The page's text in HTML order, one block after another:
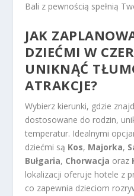
Bali z pewnością spełnią
JAK
DZIEĆMI W
UNIKNĄĆ
ATRAKCJE?
Wybierz kierunki, gdzie
dostosowane do rodzin,
temperatur. Idealnymi
dziećmi są Kos, Majorka,
Bułgaria, Chorwacja oraz
lokalizacji oferuje hotele z
co zapewnia dzieciom